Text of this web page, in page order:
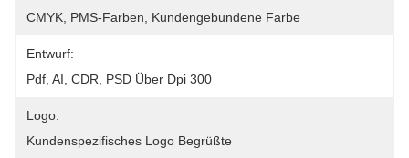
CMYK, PMS-Farben, Kundengebundene Farbe
Entwurf:
Pdf, AI, CDR, PSD Über Dpi 300
Logo:
Kundenspezifisches Logo Begrüßte